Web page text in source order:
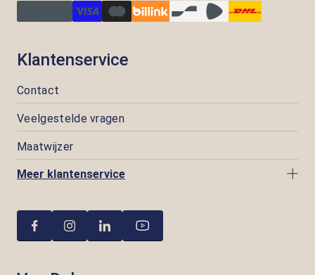
Klantenservice
Contact
Veelgestelde vragen
Maatwijzer
Meer klantenservice